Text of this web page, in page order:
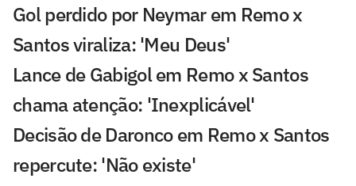
Gol perdido por Neymar em Remo x
Santos viraliza: 'Meu Deus'
Lance de Gabigol em Remo x Santos
chama atenção: 'Inexplicável'
Decisão de Daronco em Remo x Santos
repercute: 'Não existe'